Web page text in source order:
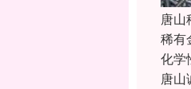
唐山
稀有
化学
唐山